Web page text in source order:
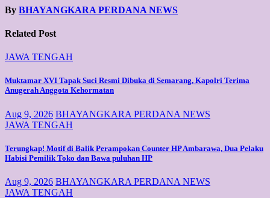
By BHAYANGKARA PERDANA NEWS
Related Post
JAWA TENGAH
Muktamar XVI Tapak Suci Resmi Dibuka di Semarang, Kapolri Terima
Anugerah Anggota Kehormatan
Aug 9, 2026 BHAYANGKARA PERDANA NEWS
JAWA TENGAH
Terungkap! Motif di Balik Perampokan Counter HP Ambarawa, Dua Pelaku
Habisi Pemilik Toko dan Bawa puluhan HP
Aug 9, 2026 BHAYANGKARA PERDANA NEWS
JAWA TENGAH